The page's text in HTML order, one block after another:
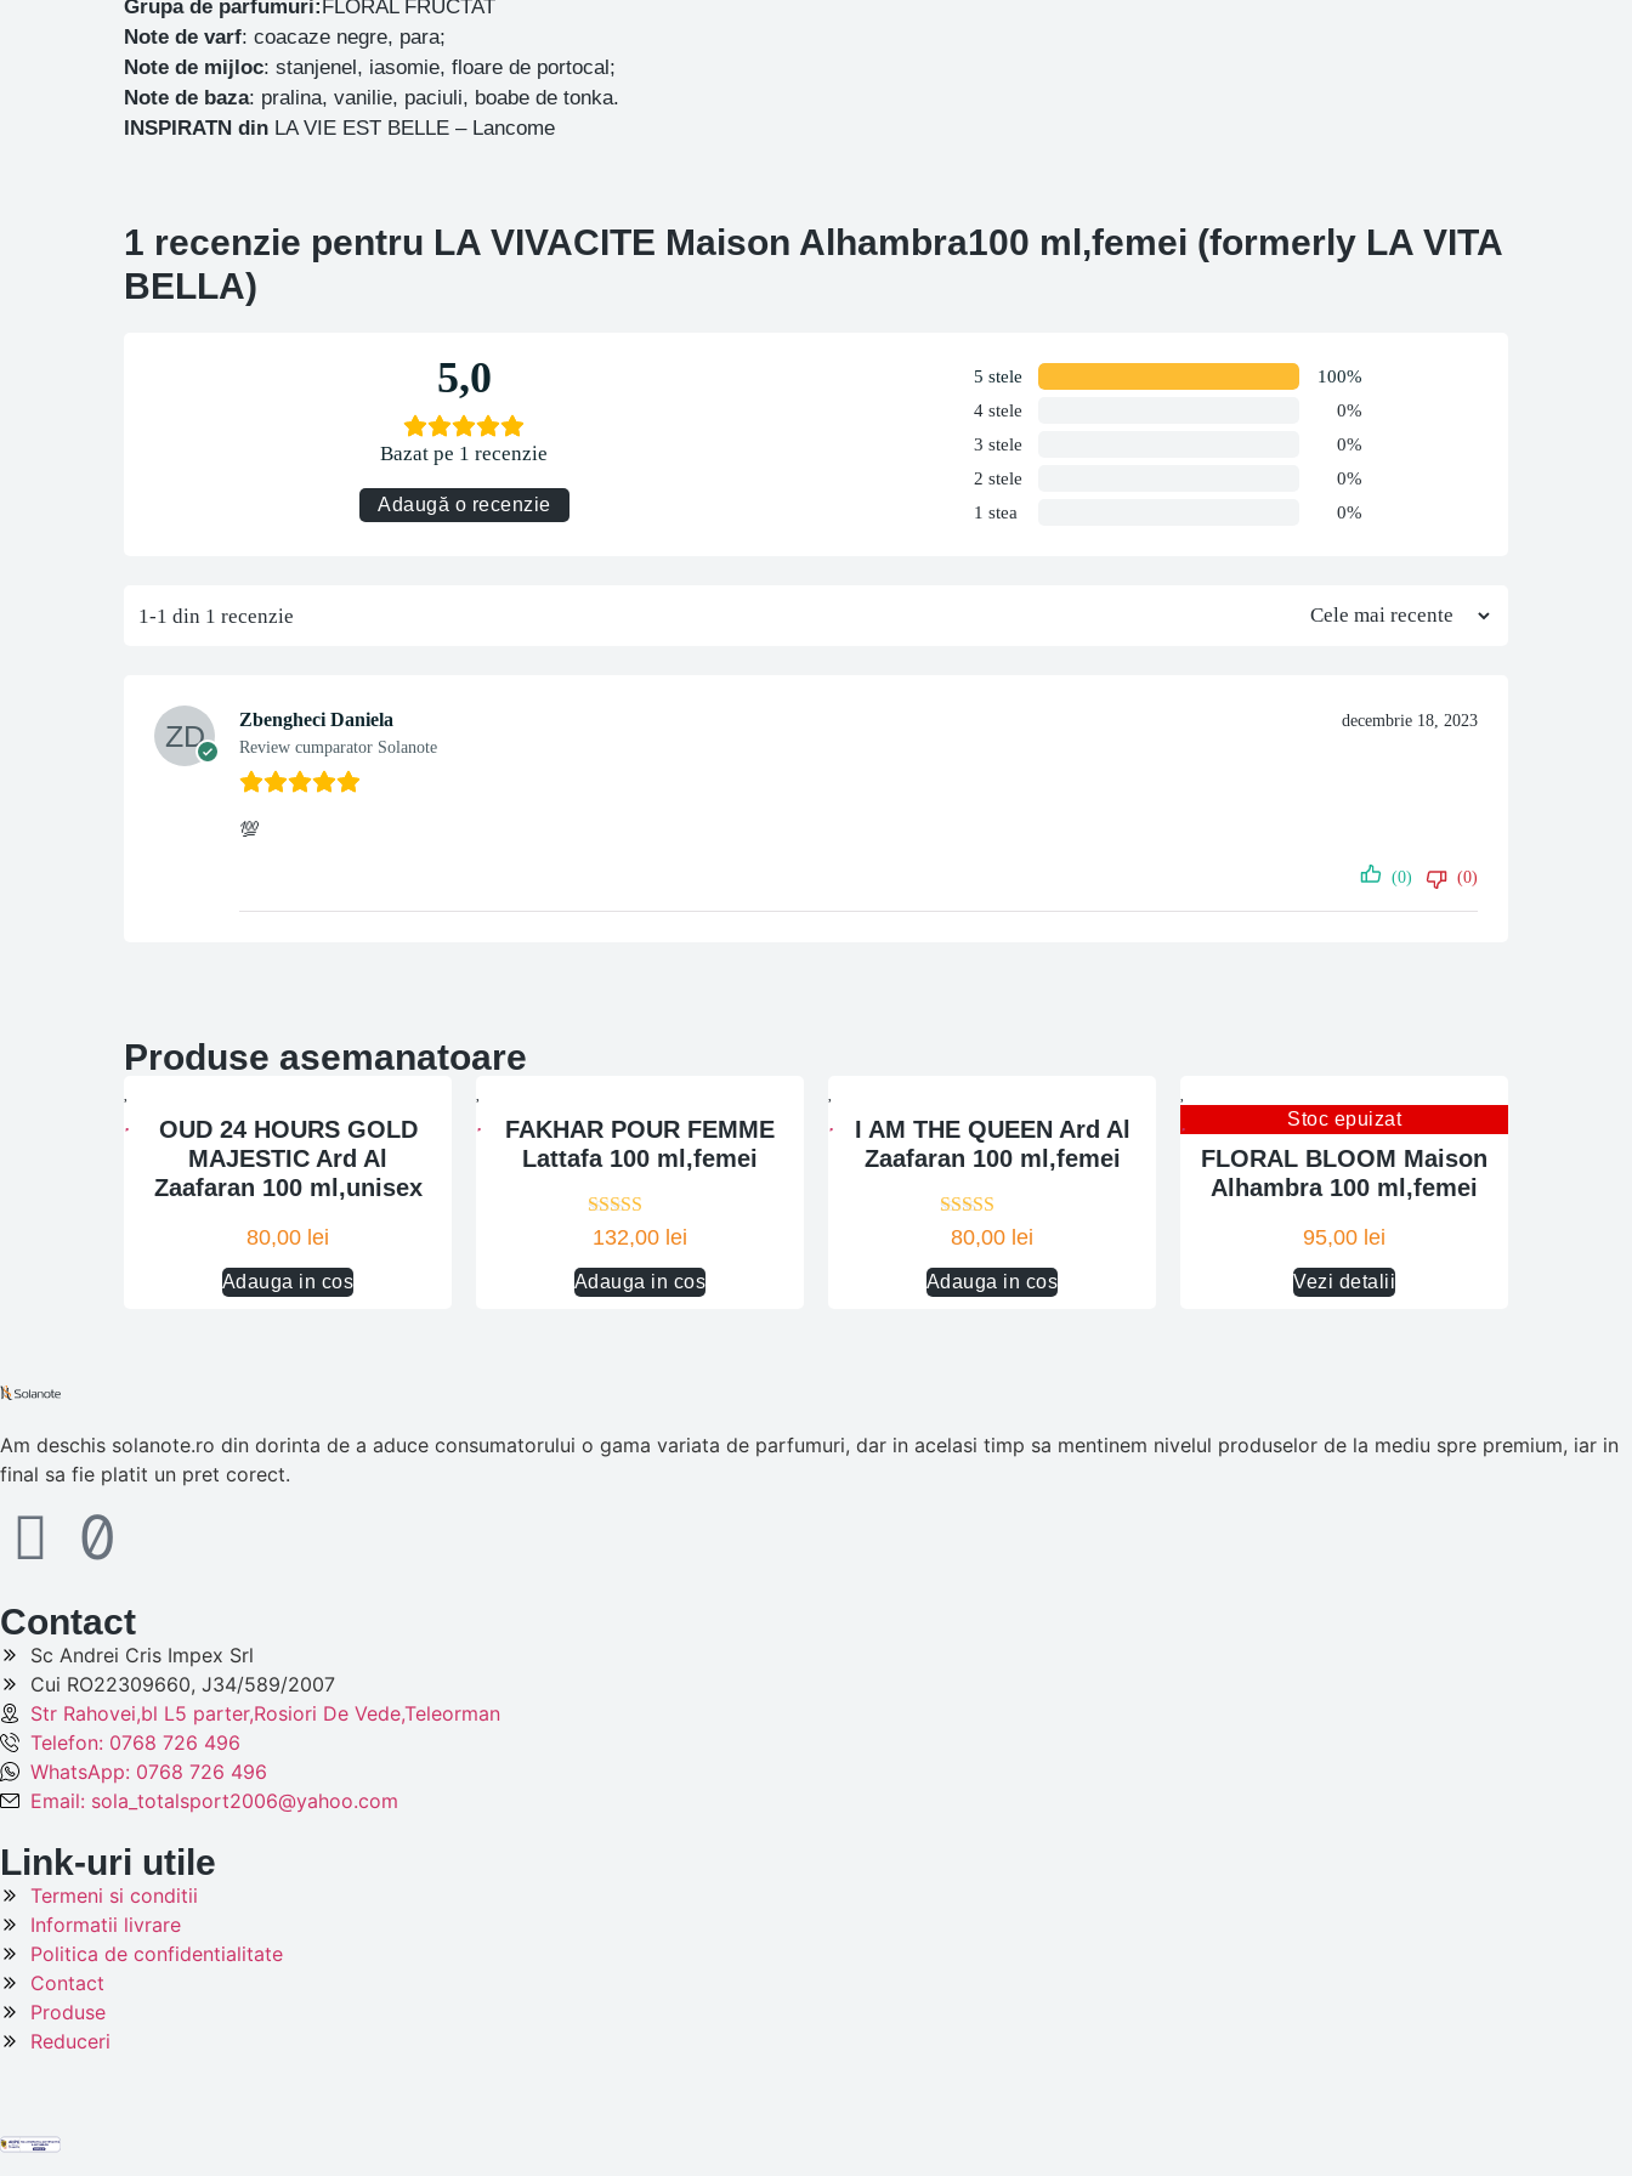
Grupa de parfumuri:FLORAL FRUCTAT
Note de varf: coacaze negre, para;
Note de mijloc: stanjenel, iasomie, floare de portocal;
Note de baza: pralina, vanilie, paciuli, boabe de tonka.
INSPIRATN din LA VIE EST BELLE – Lancome
1 recenzie pentru LA VIVACITE Maison Alhambra100 ml,femei (formerly LA VITA
BELLA)
5,0
Bazat pe 1 recenzie
Adaugă o recenzie
5 stele
100%
4 stele
0%
3 stele
0%
2 stele
0%
1 stea
0%
1-1 din 1 recenzie
Zbengheci Daniela
Review cumparator Solanote
decembrie 18, 2023
💯
(0) (0)
Produse asemanatoare
OUD 24 HOURS GOLD
MAJESTIC Ard Al
Zaafaran 100 ml,unisex
80,00 lei
Adauga in cos
FAKHAR POUR FEMME
Lattafa 100 ml,femei
132,00 lei
Adauga in cos
Evaluat la
5.00
I AM THE QUEEN Ard Al
Zaafaran 100 ml,femei
80,00 lei
Adauga in cos
Evaluat la
5.00
Stoc epuizat
FLORAL BLOOM Maison
Alhambra 100 ml,femei
95,00 lei
Vezi detalii
Am deschis solanote.ro din dorinta de a aduce consumatorului o gama variata de parfumuri, dar in acelasi timp sa mentinem nivelul produselor de la mediu spre premium, iar in
final sa fie platit un pret corect.
Contact
Sc Andrei Cris Impex Srl
Cui RO22309660, J34/589/2007
Str Rahovei,bl L5 parter,Rosiori De Vede,Teleorman
Telefon: 0768 726 496
WhatsApp: 0768 726 496
Email: sola_totalsport2006@yahoo.com
Link-uri utile
Termeni si conditii
Informatii livrare
Politica de confidentialitate
Contact
Produse
Reduceri